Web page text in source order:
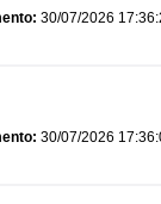
30/07/2026
30/07/2026